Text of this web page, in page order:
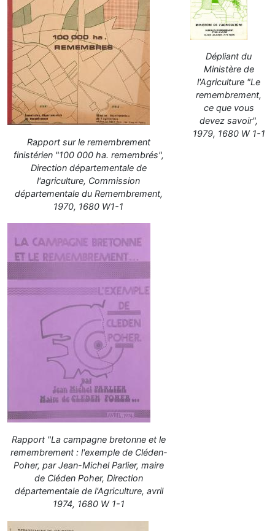
Rapport sur le remembrement
finistérien "100 000 ha. remembrés",
Direction départementale de
l'agriculture, Commission
départementale du Remembrement,
1970, 1680 W1-1
Rapport "La campagne bretonne et le
remembrement : l'exemple de Cléden-
Poher, par Jean-Michel Parlier, maire
de Cléden Poher, Direction
départementale de l'Agriculture, avril
1974, 1680 W 1-1
Dépliant du
Ministère de
l'Agriculture "Le
remembrement,
ce que vous
devez savoir",
1979, 1680 W 1-1